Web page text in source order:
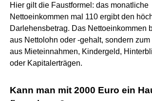
Hier gilt die Faustformel: das monatliche
Nettoeinkommen mal 110 ergibt den
Darlehensbetrag. Das Nettoeinkommen
aus Nettolohn oder -gehalt, sondern
aus Mieteinnahmen, Kindergeld,
oder Kapitalerträgen.
Kann man mit 2000 Euro ein